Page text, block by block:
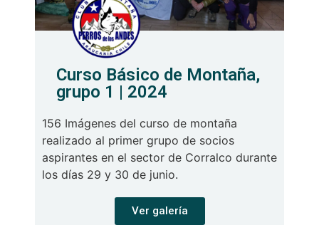
Curso Básico de Montaña,
grupo 1 | 2024
156 Imágenes del curso de montaña
realizado al primer grupo de socios
aspirantes en el sector de Corralco durante
los días 29 y 30 de junio.
Ver galería